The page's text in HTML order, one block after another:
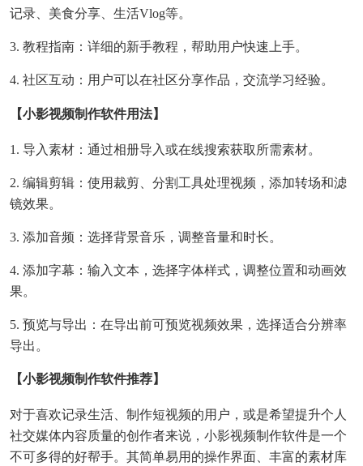
记录、美食分享、生活vlog等。
3. 教程指南：详细的新手教程，帮助用户快速上手。
4. 社区互动：用户可以在社区分享作品，交流学习经验。
【小影视频制作软件用法】
1. 导入素材：通过相册导入或在线搜索获取所需素材。
2. 编辑剪辑：使用裁剪、分割工具处理视频，添加转场和滤
镜效果。
3. 添加音频：选择背景音乐，调整音量和时长。
4. 添加字幕：输入文本，选择字体样式，调整位置和动画效
果。
5. 预览与导出：在导出前可预览视频效果，选择适合分辨率
导出。
【小影视频制作软件推荐】
对于喜欢记录生活、制作短视频的用户，或是希望提升个人
社交媒体内容质量的创作者来说，小影视频制作软件是一个
不可多得的好帮手。其简单易用的操作界面、丰富的素材库